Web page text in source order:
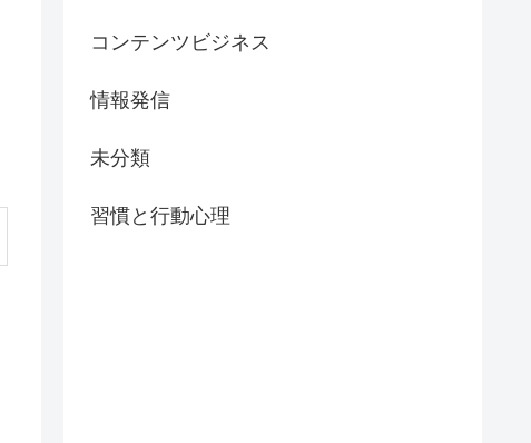
コンテンツビジネス
情報発信
未分類
習慣と行動心理